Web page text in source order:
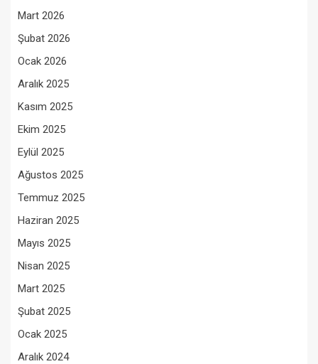
Mart 2026
Şubat 2026
Ocak 2026
Aralık 2025
Kasım 2025
Ekim 2025
Eylül 2025
Ağustos 2025
Temmuz 2025
Haziran 2025
Mayıs 2025
Nisan 2025
Mart 2025
Şubat 2025
Ocak 2025
Aralık 2024